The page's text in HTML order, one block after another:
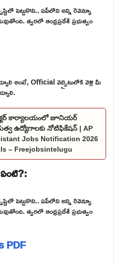
పెట్టుకొని.. ఏపీలోని అన్ని రెవెన్యూ
త్వరలో ఆంధ్రప్రదేశ్ ప్రభుత్వం
అంటే, Official వెబ్సైటులోకి వెళ్లి మీ
కార్యాలయంలో జూనియర్
ఉద్యోగాలకు నోటిఫికేషన్ | AP
Jobs Notification 2026
– Freejobsintelugu
పెట్టుకొని.. ఏపీలోని అన్ని రెవెన్యూ
త్వరలో ఆంధ్రప్రదేశ్ ప్రభుత్వం
PDF